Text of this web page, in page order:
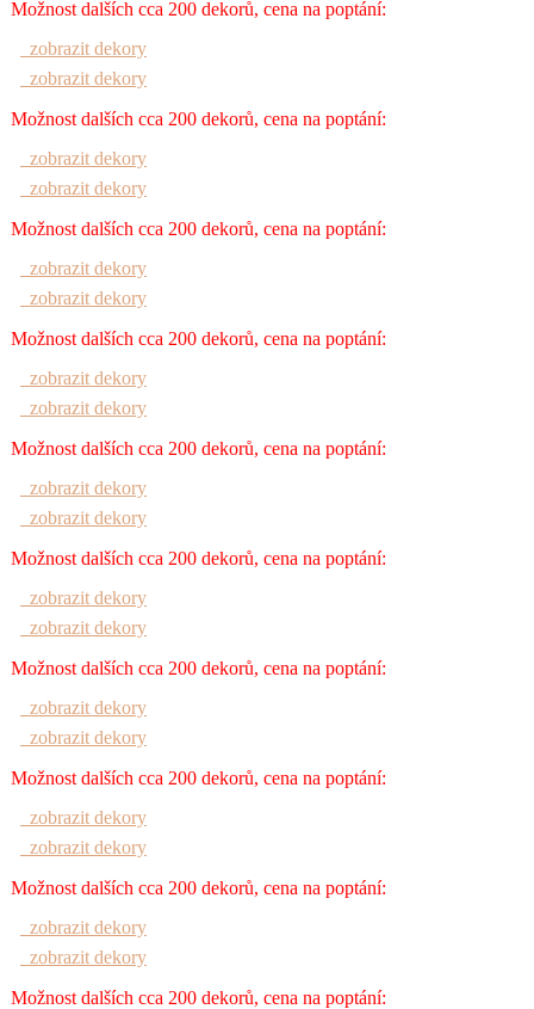
Možnost dalších cca 200 dekorů, cena na poptání:
zobrazit dekory
zobrazit dekory
Možnost dalších cca 200 dekorů, cena na poptání:
zobrazit dekory
zobrazit dekory
Možnost dalších cca 200 dekorů, cena na poptání:
zobrazit dekory
zobrazit dekory
Možnost dalších cca 200 dekorů, cena na poptání:
zobrazit dekory
zobrazit dekory
Možnost dalších cca 200 dekorů, cena na poptání:
zobrazit dekory
zobrazit dekory
Možnost dalších cca 200 dekorů, cena na poptání:
zobrazit dekory
zobrazit dekory
Možnost dalších cca 200 dekorů, cena na poptání:
zobrazit dekory
zobrazit dekory
Možnost dalších cca 200 dekorů, cena na poptání:
zobrazit dekory
zobrazit dekory
Možnost dalších cca 200 dekorů, cena na poptání:
zobrazit dekory
zobrazit dekory
Možnost dalších cca 200 dekorů, cena na poptání: